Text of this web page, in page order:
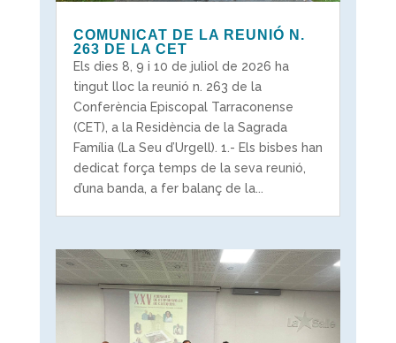
COMUNICAT DE LA REUNIÓ N.
263 DE LA CET
Els dies 8, 9 i 10 de juliol de 2026 ha
tingut lloc la reunió n. 263 de la
Conferència Episcopal Tarraconense
(CET), a la Residència de la Sagrada
Família (La Seu d’Urgell). 1.- Els bisbes han
dedicat força temps de la seva reunió,
d’una banda, a fer balanç de la...